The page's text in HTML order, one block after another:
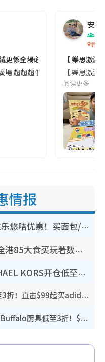
係全場必搶
廣場 超超超值超抵啊📢!! 講
安妮
著
香港
【 樂思激
【 樂思激
阅读更多
情报
长者优惠｜OK便利店推乐悠咭优惠！买面包/牛奶/保健品拍卡即减
【8月生日优惠2026】全港85大食买玩著数攻略 自助餐/火锅放题同行免费＋诚品/DONKI送现金券
开仓优惠｜铜锣湾MICHAEL KORS开仓低至17折！直击$500起买手袋/钱包/鞋款 必买经典Jet Set系列
开仓优惠｜马拉松开仓低至3折！直击$99起买adidas／New Balance／Puma鞋款 STANLEY保温杯劈价至$119起
厨具优惠｜普乐氏/意美厨/Buffalo厨具低至3折！$89起买煎锅/炒锅/个人锅 同场小家电激减至$99起